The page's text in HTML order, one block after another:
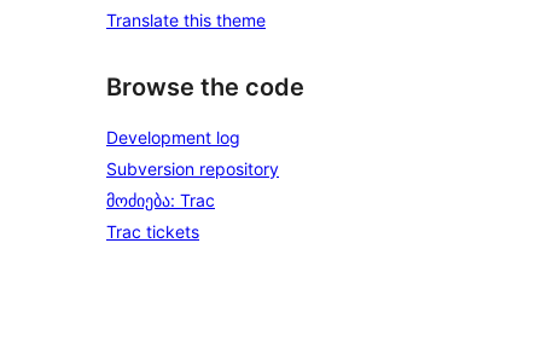
Translate this theme
Browse the code
Development log
Subversion repository
მოძიება: Trac
Trac tickets